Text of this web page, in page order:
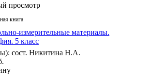
просмотр
книга
измерительные материалы.
5 класс
сост. Никитина Н.А.